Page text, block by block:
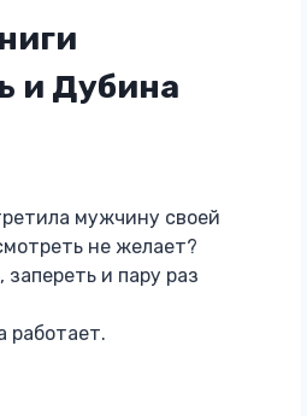
и Дубина
мужчину своей
не желает?
запереть и пару раз
работает.